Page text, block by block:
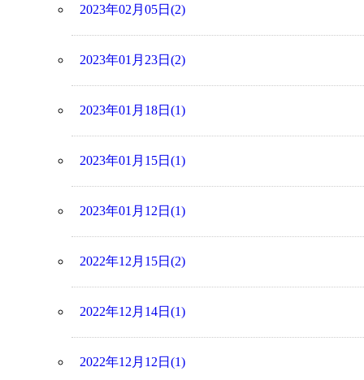
2023年02月05日(2)
2023年01月23日(2)
2023年01月18日(1)
2023年01月15日(1)
2023年01月12日(1)
2022年12月15日(2)
2022年12月14日(1)
2022年12月12日(1)